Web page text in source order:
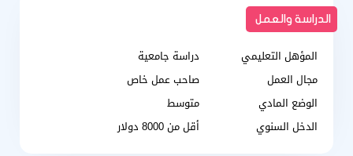
الدراسة والعمل
المؤهل التعليمي
دراسة جامعية
مجال العمل
صاحب عمل خاص
الوضع المادي
متوسط
الدخل السنوي
أقل من 8000 دولار